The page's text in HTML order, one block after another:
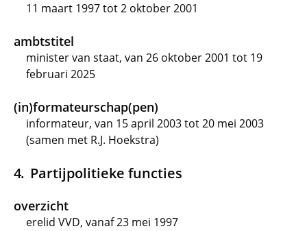
11 maart 1997 tot 2 oktober 2001
ambtstitel
minister van staat, van 26 oktober 2001 tot 19
februari 2025
(in)formateurschap(pen)
informateur, van 15 april 2003 tot 20 mei 2003
(samen met R.J. Hoekstra)
Partijpolitieke functies
overzicht
erelid VVD, vanaf 23 mei 1997